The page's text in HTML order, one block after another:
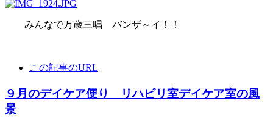
みんなで万歳三唱 バンザ～イ！！
この記事のURL
９月のデイケア便り リハビリ室デイケア室の風
景